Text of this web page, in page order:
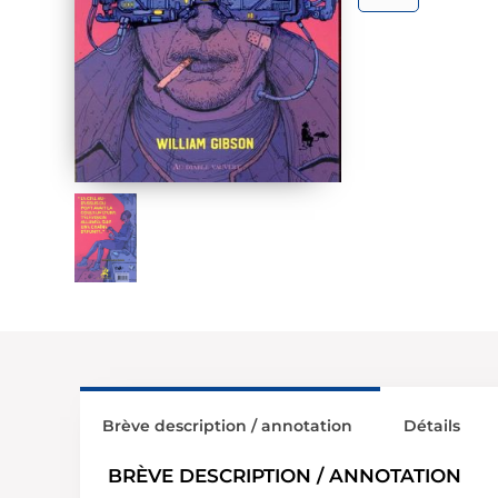
Brève description / annotation
BRÈVE DESCRIPTION / ANNOTATION
Détails